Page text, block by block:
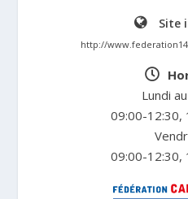
Site
http://
Lundi
09:00-12:30,
09:00-12:30,